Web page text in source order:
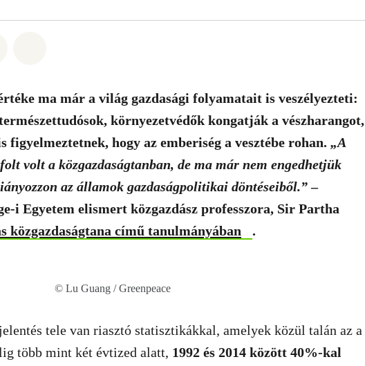
ma már a világ gazdasági folyamatait is veszélyezteti:
környezetvédők kongatják a vészharangot,
figyelmeztetnek, hogy az emberiség a vesztébe rohan. „A
volt a közgazdaságtanban, de ma már nem engedhetjük
az államok gazdaságpolitikai döntéseiből.”–
i Egyetem elismert közgazdász professzora, Sir Partha
közgazdaságtana című tanulmányában .
© Lu Guang / Greenpeace
tele van riasztó statisztikákkal, amelyek közül talán az a
több mint két évtized alatt, 1992 és 2014 között 40%-kal